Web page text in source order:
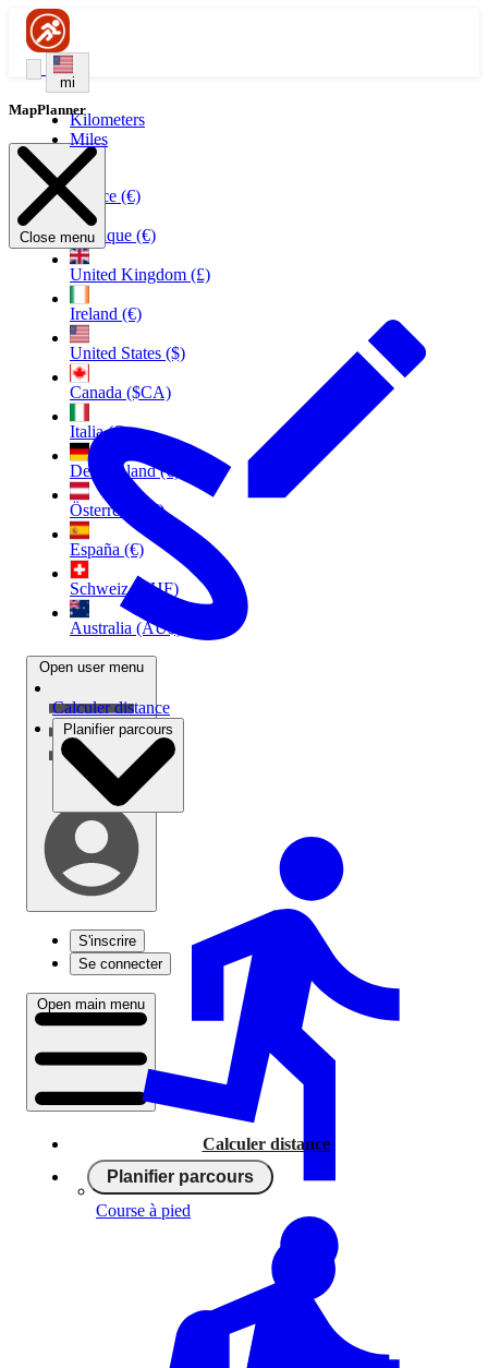
mi
Kilometers
Miles
France (€)
Belgique (€)
United Kingdom (£)
Ireland (€)
United States ($)
Canada ($CA)
Italia (€)
Deutschland (€)
Österreich (€)
España (€)
Schweiz (CHF)
Australia (AU$)
Open user menu
S'inscrire
Se connecter
Open main menu
Calculer distance
Planifier parcours
MapPlanner
Close menu
Calculer distance
Planifier parcours
Course à pied